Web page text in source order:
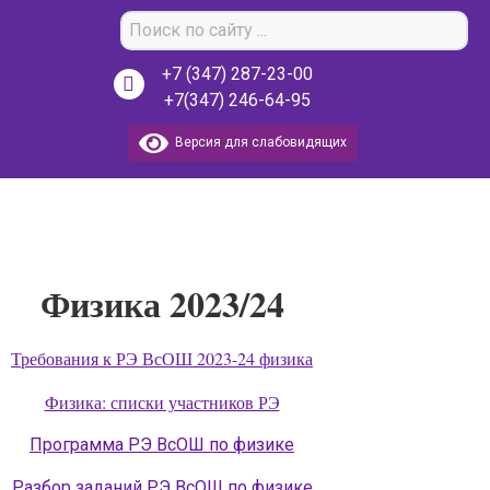
+7 (347) 287-23-00
+7(347) 246-64-95
Версия для слабовидящих
Физика 2023/24
Требования к РЭ ВсОШ 2023-24 физика
Физика: списки участников РЭ
Программа РЭ ВсОШ по физике